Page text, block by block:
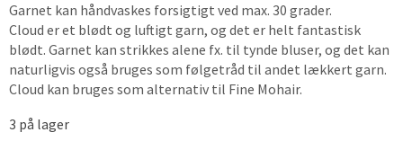
Garnet kan håndvaskes forsigtigt ved max. 30 grader.
Cloud er et blødt og luftigt garn, og det er helt fantastisk
blødt. Garnet kan strikkes alene fx. til tynde bluser, og det kan
naturligvis også bruges som følgetråd til andet lækkert garn.
Cloud kan bruges som alternativ til Fine Mohair.
3 på lager